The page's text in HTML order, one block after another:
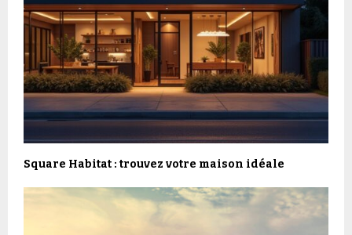
Square Habitat : trouvez votre maison idéale